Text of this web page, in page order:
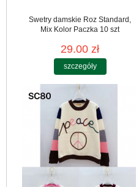
Swetry damskie Roz Standard,
Mix Kolor Paczka 10 szt
29.00 zł
szczegóły